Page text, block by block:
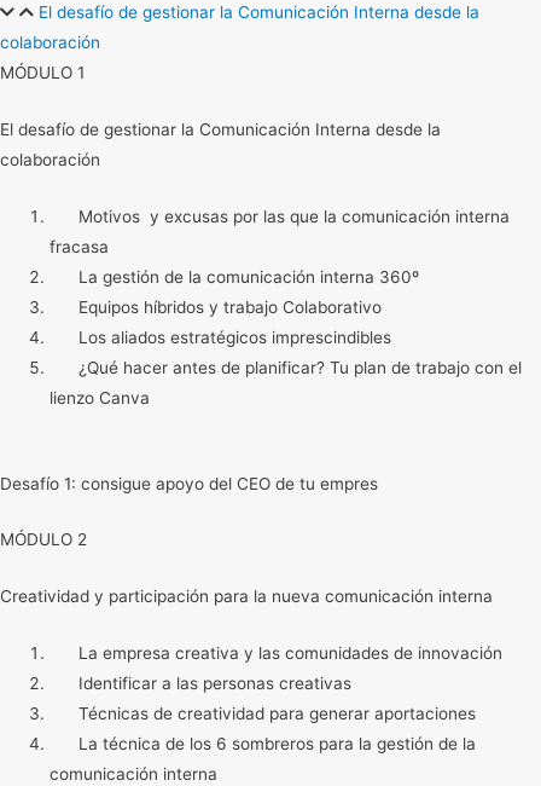
El desafío de gestionar la Comunicación Interna desde la
colaboración
MÓDULO 1
El desafío de gestionar la Comunicación Interna desde la
colaboración
Motivos y excusas por las que la comunicación interna
fracasa
La gestión de la comunicación interna 360º
Equipos híbridos y trabajo Colaborativo
Los aliados estratégicos imprescindibles
¿Qué hacer antes de planificar? Tu plan de trabajo con el
lienzo Canva
Desafío 1: consigue apoyo del CEO de tu empres
MÓDULO 2
Creatividad y participación para la nueva comunicación interna
La empresa creativa y las comunidades de innovación
Identificar a las personas creativas
Técnicas de creatividad para generar aportaciones
La técnica de los 6 sombreros para la gestión de la
comunicación interna